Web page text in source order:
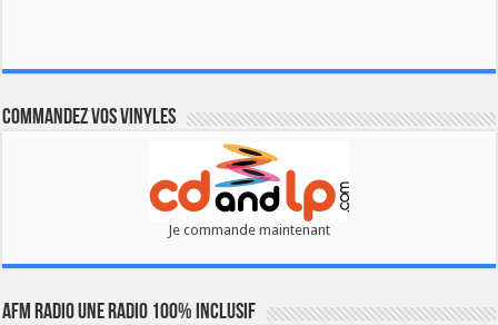
Commandez vos vinyles
Je commande maintenant
AFM RADIO UNE RADIO 100% INCLUSIF